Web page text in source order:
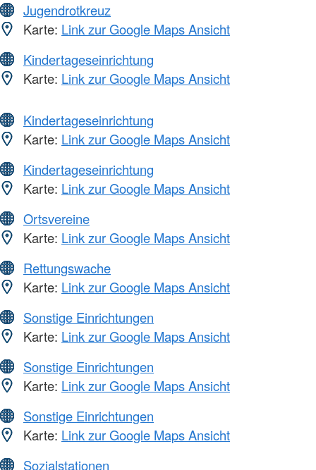
Jugendrotkreuz
Karte: Link zur Google Maps Ansicht
Kindertageseinrichtung
Karte: Link zur Google Maps Ansicht
Kindertageseinrichtung
Karte: Link zur Google Maps Ansicht
Kindertageseinrichtung
Karte: Link zur Google Maps Ansicht
Ortsvereine
Karte: Link zur Google Maps Ansicht
Rettungswache
Karte: Link zur Google Maps Ansicht
Sonstige Einrichtungen
Karte: Link zur Google Maps Ansicht
Sonstige Einrichtungen
Karte: Link zur Google Maps Ansicht
Sonstige Einrichtungen
Karte: Link zur Google Maps Ansicht
Sozialstationen